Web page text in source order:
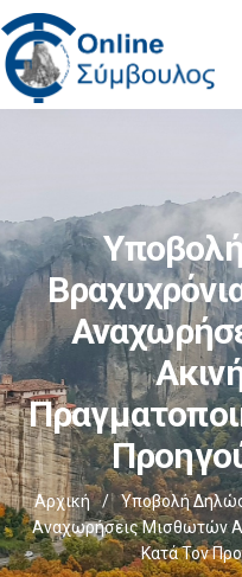
Αρχική /
Υποβολή
Αναχωρήσεις Μισθωτών
Κατά Τον